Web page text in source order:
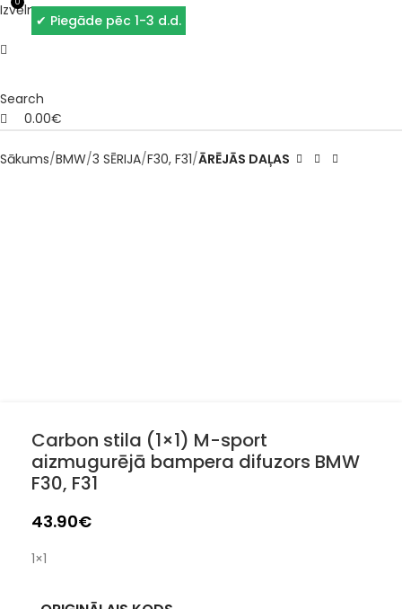
Izvēlne
Search
0.00€
Sākums BMW 3 SĒRIJA F30, F31 ĀRĒJĀS DAĻAS
Carbon stila (1×1) M-sport
aizmugurējā bampera difuzors BMW
F30, F31
43.90€
1×1
✔ Piegāde pēc 1-3 d.d.